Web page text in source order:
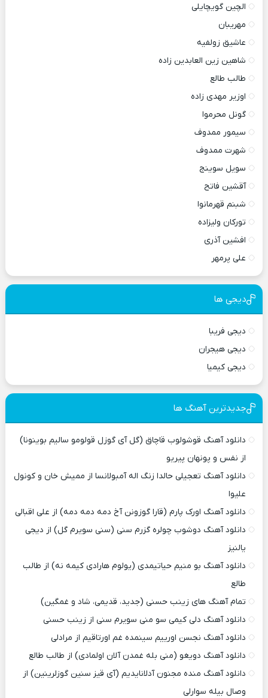
الچین گویچایلی
مهریبان
عاشیق زولفیه
شاهین زین العابدین زاده
طالب طالع
اوزیر مهدی زاده
گونل محرموا
سیمور ممدوف
شهرت ممدوف
سویل سوینج
آقشین فاتح
شبنم قهرمانوا
تورکان ولیزاده
افشین آذری
علی پرمهر
دیجی ها
دیجی فریبا
دیجی هیجران
دیجی کیمیا
جدیدترین آهنگ ها
دانلود آهنگ قوشولوب قاچاق (گل آی گوزل قولومو سالیم بوینونا)
از نفس و پونهان پیریو
دانلود آهنگ تعجیلی حالدا زنگ اله آمبولانسا از ممیش خان و کونول
علیوا
دانلود آهنگ اورک پارم (قارا گوزونن آخ دمه دمه دمه) از علی اقبالی
دانلود آهنگ دوشوب چولره گزرم سنی (سنی سویرم گل) از دیجی
یالنیز
دانلود آهنگ بو منیم حیاتیمدی (یولوم هارادی کیمه نه) از طالب
طالع
تمام آهنگ های زینب حسنی (جدید، قدیمی، شاد و غمگین)
دانلود آهنگ دلی کیمی سو منی سویرم سنی از زینب حسنی
دانلود آهنگ نجسن اورییم سینمده غم اورتاقیم از مرادلی
دانلود آهنگ دویغو (منی بله غمدن آلان اولمادی) از طالب طالع
دانلود آهنگ منده مجنون آدلانایدیم (آی قیز سنین گوزلرینین) از
وصال بیله سوارلی